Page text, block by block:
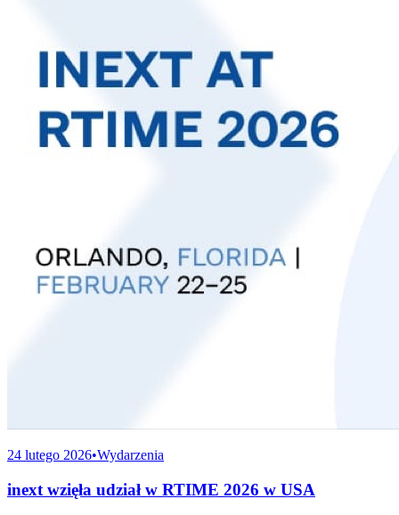
24 lutego 2026•Wydarzenia
inext wzięła udział w RTIME 2026 w USA